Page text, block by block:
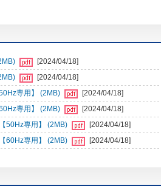
[2024/04/18]
[2024/04/18]
専用】 (2MB)
[2024/04/18]
専用】 (2MB)
[2024/04/18]
50Hz専用】 (2MB)
[2024/04/18]
60Hz専用】 (2MB)
[2024/04/18]